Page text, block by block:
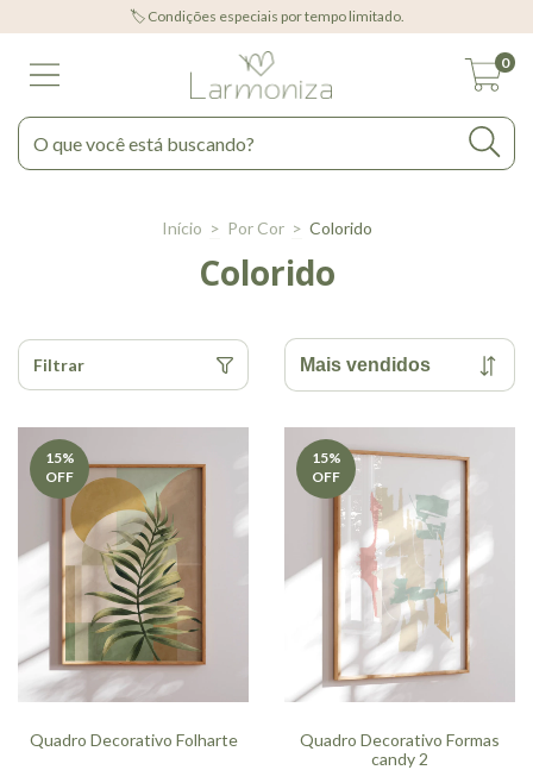
🏷️ Condições especiais por tempo limitado.
0
Início > Por Cor > Colorido
Colorido
Filtrar
15%
OFF
Quadro Decorativo Folharte
15%
OFF
Quadro Decorativo Formas
candy 2